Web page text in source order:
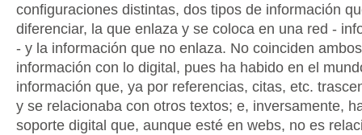
configuraciones distintas, dos tipos de información
diferenciar, la que enlaza y se coloca en una red -
- y la información que no enlaza. No coinciden
información con lo digital, pues ha habido en el
información que, ya por referencias, citas, etc.
y se relacionaba con otros textos; e, inversamente,
soporte digital que, aunque esté en webs, no es